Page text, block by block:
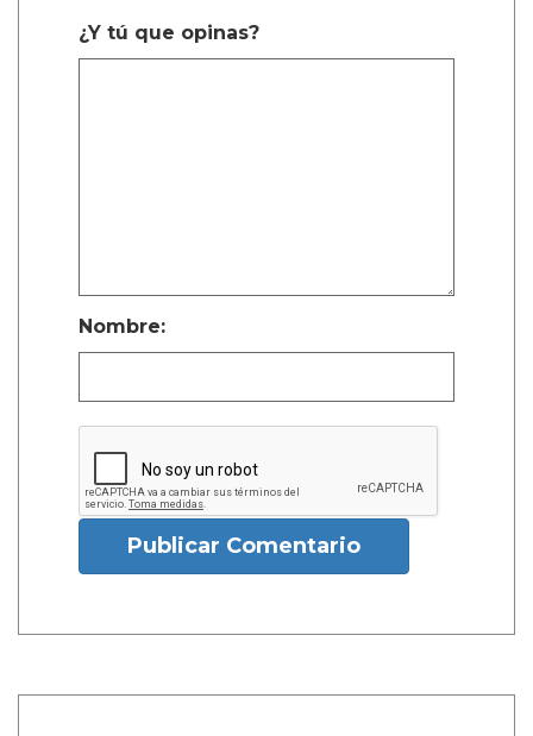
¿Y tú que opinas?
Nombre:
Publicar Comentario